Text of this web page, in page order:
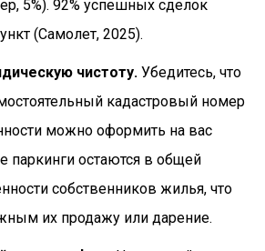
5%). 92% успешных сделок
(Самолет, 2025).
чистоту. Убедитесь, что
кадастровый номер
можно оформить на вас
паркинги остаются в общей
собственников жилья, что
их продажу или дарение.